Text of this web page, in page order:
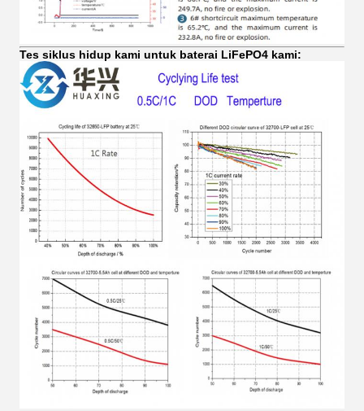
Tes siklus hidup kami untuk baterai LiFePO4 kami: